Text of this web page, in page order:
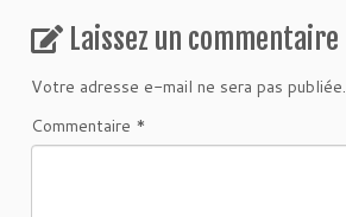
Laissez un commentaire
Votre adresse e-mail ne sera pas publiée.
Commentaire *